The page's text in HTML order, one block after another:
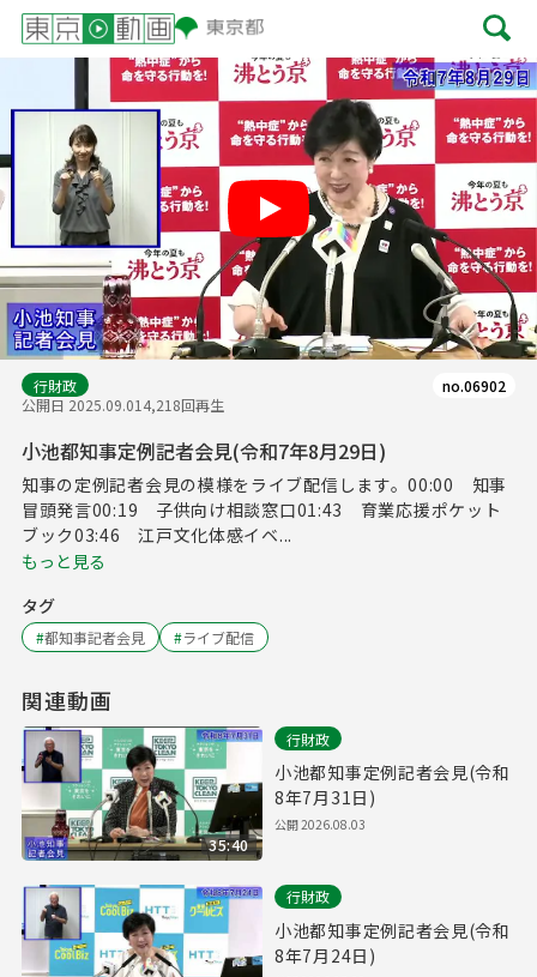
Play
行財政
公開日 2025.09.014,218回再生
no.06902
小池都知事定例記者会見(令和7年8月29日)
知事の定例記者会見の模様をライブ配信します。00:00 知事
冒頭発言00:19 子供向け相談窓口01:43 育業応援ポケット
ブック03:46 江戸文化体感イベ...
もっと見る
タグ
#都知事記者会見 #ライブ配信
関連動画
35:40
行財政
小池都知事定例記者会見(令和
8年7月31日)
公開2026.08.03
行財政
小池都知事定例記者会見(令和
8年7月24日)